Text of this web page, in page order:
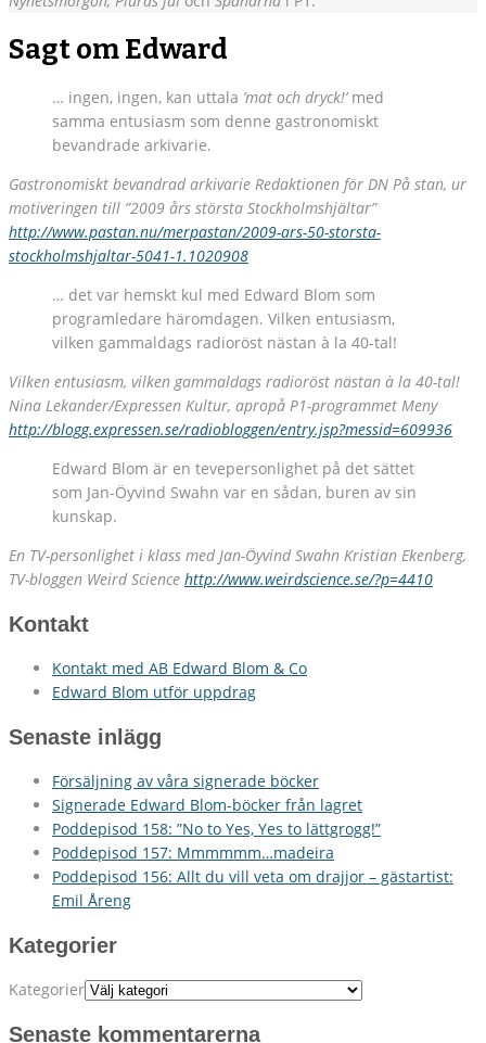
Sagt om Edward
… ingen, ingen, kan uttala ’mat och dryck!’med
samma entusiasm som denne gastronomiskt
bevandrade arkivarie.
Gastronomiskt bevandrad arkivarie Redaktionen för DN På stan, ur
motiveringen till ”2009 års största Stockholmshjältar”
http://www.pastan.nu/merpastan/2009-ars-50-storsta-
stockholmshjaltar-5041-1.1020908
… det var hemskt kul med Edward Blom som
programledare häromdagen. Vilken entusiasm,
vilken gammaldags radioröst nästan à la 40-tal!
Vilken entusiasm, vilken gammaldags radioröst nästan à la 40-tal!
Nina Lekander/Expressen Kultur, apropå P1-programmet Meny
http://blogg.expressen.se/radiobloggen/entry.jsp?messid=609936
Edward Blom är en tevepersonlighet på det sättet
som Jan-Öyvind Swahn var en sådan, buren av sin
kunskap.
En TV-personlighet i klass med Jan-Öyvind Swahn Kristian Ekenberg,
TV-bloggen Weird Science http://www.weirdscience.se/?p=4410
Kontakt
Kontakt med AB Edward Blom & Co
Edward Blom utför uppdrag
Senaste inlägg
Försäljning av våra signerade böcker
Signerade Edward Blom-böcker från lagret
Poddepisod 158: ”No to Yes, Yes to lättgrogg!”
Poddepisod 157: Mmmmmm…madeira
Poddepisod 156: Allt du vill veta om drajjor – gästartist:
Emil Åreng
Kategorier
Kategorier
Senaste kommentarerna